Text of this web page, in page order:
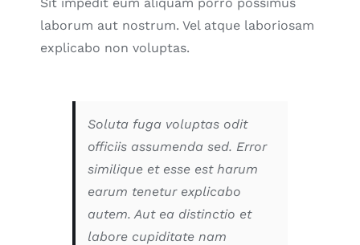
laborum aut nostrum. Vel atque laboriosam
explicabo non voluptas.
Soluta fuga voluptas odit
officiis assumenda sed. Error
similique et esse est harum
earum tenetur explicabo
autem. Aut ea distinctio et
labore cupiditate nam